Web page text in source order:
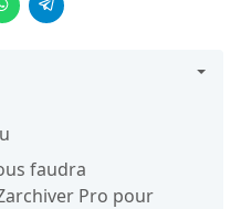
faudra
Pro pour